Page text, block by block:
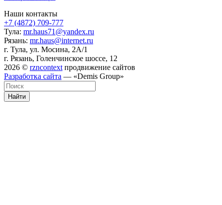
Наши контакты
+7 (4872) 709-777
Тула: mr.haus71@yandex.ru
Рязань: mr.haus@internet.ru
г. Тула, ул. Мосина, 2А/1
г. Рязань, Голенчинское шоссе, 12
2026 © rzncontext продвижение сайтов
Разработка сайта — «Demis Group»
Найти